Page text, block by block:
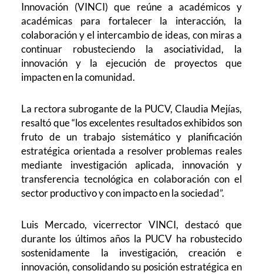
Innovación (VINCI) que reúne a académicos y
académicas para fortalecer la interacción, la
colaboración y el intercambio de ideas, con miras a
continuar robusteciendo la asociatividad, la
innovación y la ejecución de proyectos que
impacten en la comunidad.
La rectora subrogante de la PUCV, Claudia Mejías,
resaltó que “los excelentes resultados exhibidos son
fruto de un trabajo sistemático y planificación
estratégica orientada a resolver problemas reales
mediante investigación aplicada, innovación y
transferencia tecnológica en colaboración con el
sector productivo y con impacto en la sociedad”.
Luis Mercado, vicerrector VINCI, destacó que
durante los últimos años la PUCV ha robustecido
sostenidamente la investigación, creación e
innovación, consolidando su posición estratégica en